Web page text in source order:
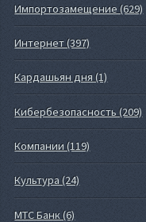
Импортозамещение (629)
Интернет (397)
Кардашьян дня (1)
Кибербезопасность (209)
Компании (119)
Культура (24)
МТС Банк (6)